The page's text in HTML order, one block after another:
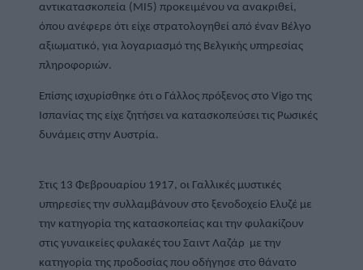
αντικατασκοπεία (ΜΙ5) προκειμένου να ανακριθεί,
όπου ανέφερε ότι είχε στρατολογηθεί από έναν Βέλγο
αξιωματικό, για λογαριασμό της Βελγικής υπηρεσίας
πληροφοριών.
Επίσης ισχυρίσθηκε ότι ο Γάλλος πρόξενος στο Vigo της
Ισπανίας της είχε ζητήσει να κατασκοπεύσει τις Ρωσικές
δυνάμεις στην Αυστρία.
Στις 13 Φεβρουαρίου 1917, οι Γαλλικές μυστικές
υπηρεσίες την συλλαμβάνουν στο ξενοδοχείο Ελυζέ με
την κατηγορία της κατασκοπείας και την φυλακίζουν
στις γυναικείες φυλακές του Σαιντ Λαζάρ  με την
κατηγορία της προδοσίας που οδήγησε στο θάνατο